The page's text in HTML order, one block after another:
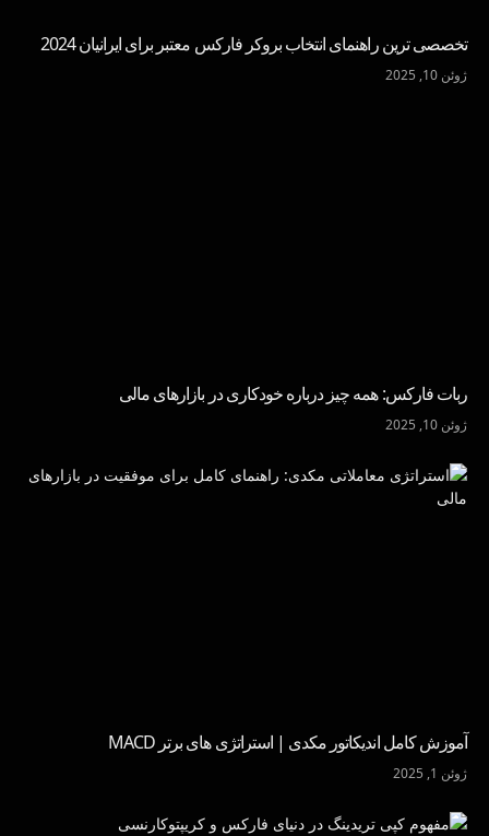
تخصصی ترین راهنمای انتخاب بروکر فارکس معتبر برای ایرانیان 2024
ژوئن 10, 2025
ربات فارکس: همه چیز درباره خودکاری در بازارهای مالی
ژوئن 10, 2025
آموزش کامل اندیکاتور مکدی | استراتژی های برتر MACD
ژوئن 1, 2025